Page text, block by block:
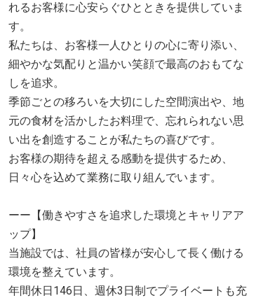
れるお客様に心安らぐひとときを提供していま
す。
私たちは、お客様一人ひとりの心に寄り添い、
細やかな気配りと温かい笑顔で最高のおもてな
しを追求。
季節ごとの移ろいを大切にした空間演出や、地
元の食材を活かしたお料理で、忘れられない思
い出を創造することが私たちの喜びです。
お客様の期待を超える感動を提供するため、
日々心を込めて業務に取り組んでいます。
ーー【働きやすさを追求した環境とキャリアア
ップ】
当施設では、社員の皆様が安心して長く働ける
環境を整えています。
年間休日146日、週休3日制でプライベートも充